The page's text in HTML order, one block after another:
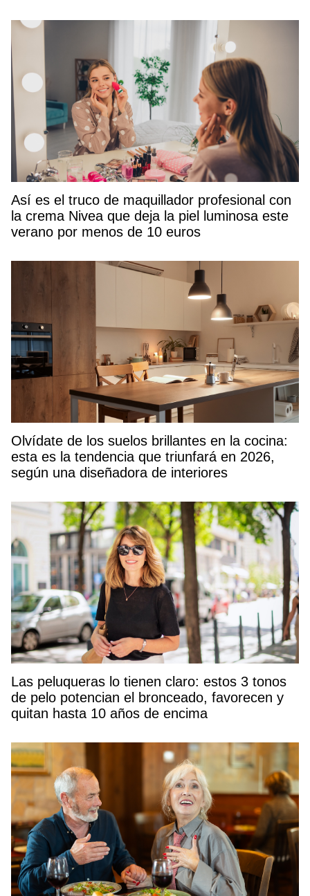
Así es el truco de maquillador profesional con
la crema Nivea que deja la piel luminosa este
verano por menos de 10 euros
Olvídate de los suelos brillantes en la cocina:
esta es la tendencia que triunfará en 2026,
según una diseñadora de interiores
Las peluqueras lo tienen claro: estos 3 tonos
de pelo potencian el bronceado, favorecen y
quitan hasta 10 años de encima